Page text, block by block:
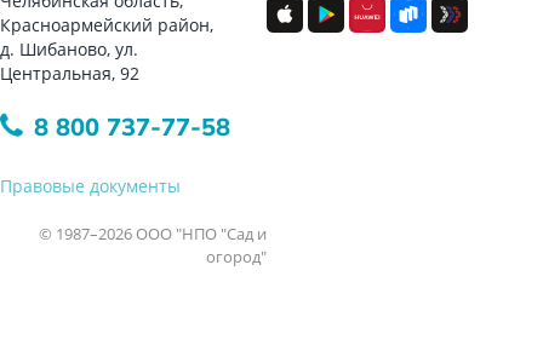
Красноармейский район,
д. Шибаново, ул.
Центральная, 92
8 800 737-77-58
Правовые документы
© 1987–2026 ООО "НПО "Сад и
огород"